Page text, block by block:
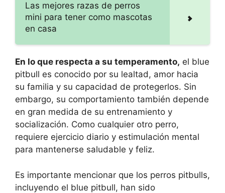
Las mejores razas de perros
mini para tener como mascotas
en casa
En lo que respecta a su temperamento, el blue
pitbull es conocido por su lealtad, amor hacia
su familia y su capacidad de protegerlos. Sin
embargo, su comportamiento también depende
en gran medida de su entrenamiento y
socialización. Como cualquier otro perro,
requiere ejercicio diario y estimulación mental
para mantenerse saludable y feliz.
Es importante mencionar que los perros pitbulls,
incluyendo el blue pitbull, han sido